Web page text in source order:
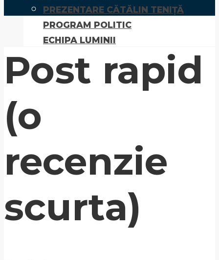
PREZENTARE CĂTĂLIN TENIȚĂ
PROGRAM POLITIC
ECHIPA LUMINII
Post rapid
(o
recenzie
scurta)